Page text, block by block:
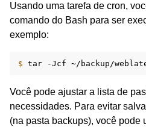
Usando uma tarefa de cron,
comando do Bash para ser
exemplo:
$ tar -Jcf ~/backup/
Você pode ajustar a lista de
necessidades. Para evitar
(na pasta backups), você pode